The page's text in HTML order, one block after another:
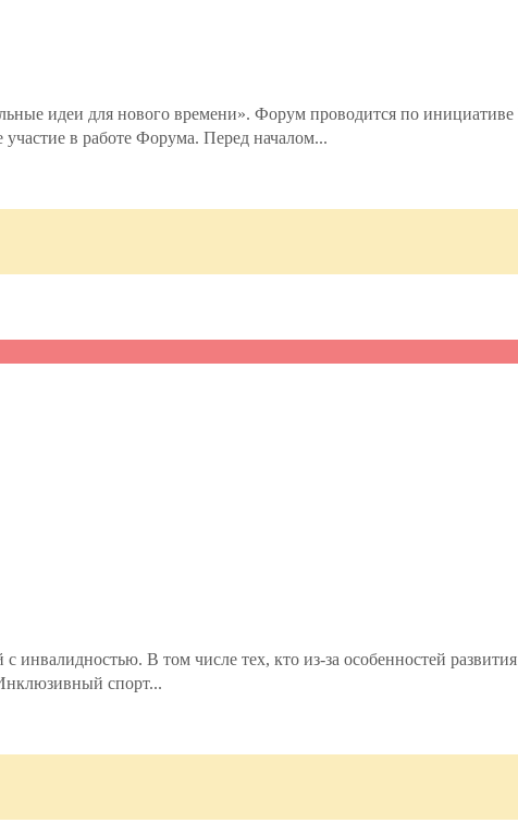
идеи для нового времени». Форум проводится по
в работе Форума. Перед началом...
В том числе тех, кто из-за особенностей
спорт...